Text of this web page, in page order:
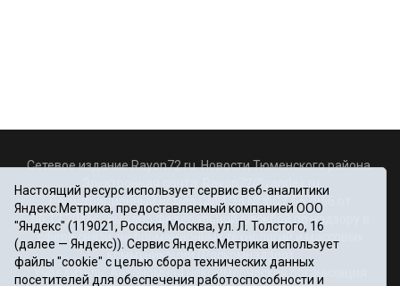
Сетевое издание Rayon72.ru. Новости Тюменского района.
Rayon72@yandex.ru
Регистрационный номер СМИ Эл № ФС77-67956 от
06.12.2016г., выдано Федеральной службой по надзору в
сфере связи, информационных технологий и массовых
коммуникаций (Роскомнадзор)
Учредитель: Автономная некоммерческая организация
Настоящий ресурс использует сервис веб-аналитики
Яндекс.Метрика, предоставляемый компанией ООО
"Яндекс" (119021, Россия, Москва, ул. Л. Толстого, 16
(далее — Яндекс)). Сервис Яндекс.Метрика использует
файлы "cookie" с целью сбора технических данных
посетителей для обеспечения работоспособности и